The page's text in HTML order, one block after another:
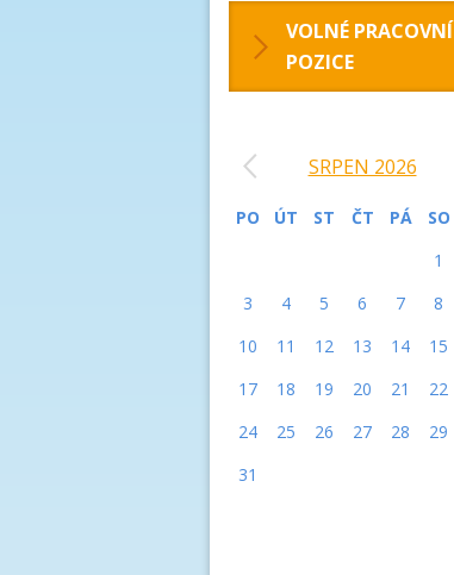
VOLNÉ PRACOVNÍ
POZICE
SRPEN 2026
PO ÚT ST ČT PÁ SO
1
3
4 5 6 7 8
10
11 12 13 14 15
17
18 19 20 21 22
24
25 26 27 28 29
31